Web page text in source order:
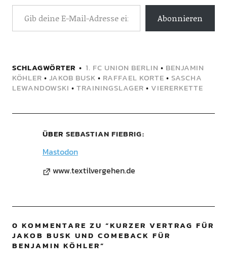
Abonnieren
SCHLAGWÖRTER 1. FC UNION BERLIN • BENJAMIN
KÖHLER • JAKOB BUSK • RAFFAEL KORTE • SASCHA
LEWANDOWSKI • TRAININGSLAGER • VIERERKETTE
ÜBER SEBASTIAN FIEBRIG
Mastodon
www.textilvergehen.de
0 KOMMENTARE ZU “KURZER VERTRAG FÜR
JAKOB BUSK UND COMEBACK FÜR
BENJAMIN KÖHLER”